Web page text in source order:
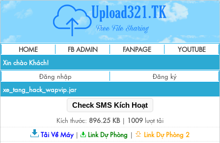
HOME FB ADMIN FANPAGE
YOUTUBE
Xin chào Khách!
Đăng nhập
Đăng ký
xe_tang_hack_wapvip.jar
Check SMS Kích Hoạt
Kích thước: 896.25 KB| 1009 lượt tải
Tải Về Máy| Link Dự Phòng |
Link Dự Phòng 2